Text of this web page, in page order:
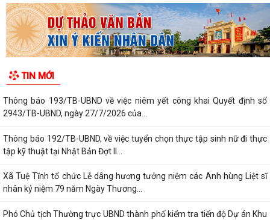
TIN MỚI
Thông báo 189/TB-UBND về việc tham gia Giải thưởng Chất lượng
Quốc Gia năm 2026
dưỡng, nhân viên chăm sóc đi làm tại...
Thông báo 193/TB-UBND về việc niêm yết công khai Quyết định số
2943/TB-UBND, ngày 27/7/2026 của...
Thông báo 192/TB-UBND, về việc tuyển chọn thực tập sinh nữ đi thực
tập kỹ thuật tại Nhật Bản Đợt II...
Xã Tuệ Tĩnh tổ chức Lễ dâng hương tưởng niệm các Anh hùng Liệt sĩ
nhân kỷ niệm 79 năm Ngày Thương...
Phó Chủ tịch Thường trực UBND thành phố kiểm tra tiến độ Dự án Khu